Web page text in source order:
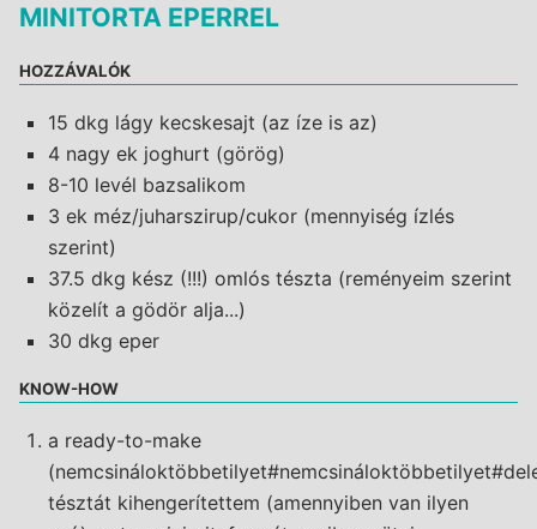
MINITORTA EPERREL
HOZZÁVALÓK
15 dkg lágy kecskesajt (az íze is az)
4 nagy ek joghurt (görög)
8-10 levél bazsalikom
3 ek méz/juharszirup/cukor (mennyiség í­zlés
szerint)
37.5 dkg kész (!!!) omlós tészta (reményeim szerint
közelí­t a gödör alja...)
30 dkg eper
KNOW-HOW
a ready-to-make
tésztát kihengerí­tettem (amennyiben van ilyen